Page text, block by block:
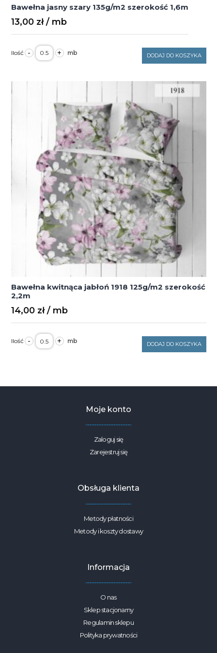
Bawełna jasny szary 135g/m2 szerokość 1,6m
13,00 zł
- ilość
Bawełna
jasny
+ DODAJ DO KOSZYKA
Bawełna kwitnąca jabłoń 1918 125g/m2 szerokość
2,2m
14,00 zł
- ilość
Bawełna
kwitnąca
2,2m
+ DODAJ DO KOSZYKA
Moje konto
Zaloguj się
Zarejestruj się
Obsługa klienta
Metody płatności
Metody i koszty dostawy
Informacja
O nas
Sklep stacjonarny
Regulamin sklepu
Polityka prywatności